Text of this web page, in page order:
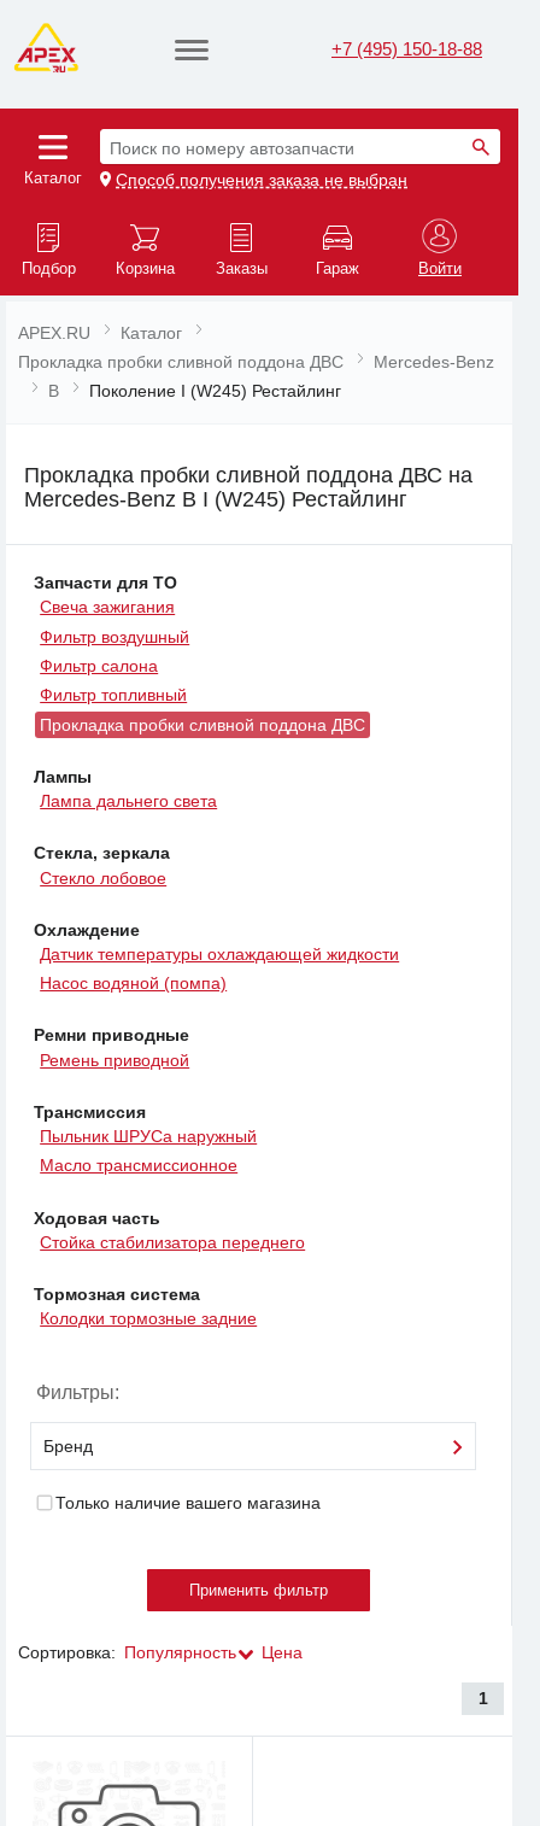
+7 (495) 150-18-88
Каталог
Поиск по номеру автозапчасти
Способ получения заказа не выбран
Подбор Корзина Заказы Гараж Войти
APEX.RU
Каталог
Прокладка пробки сливной поддона ДВС
Mercedes-Benz
B
Поколение I (W245) Рестайлинг
Прокладка пробки сливной поддона ДВС на
Mercedes-Benz B I (W245) Рестайлинг
Запчасти для ТО
Свеча зажигания
Фильтр воздушный
Фильтр салона
Фильтр топливный
Прокладка пробки сливной поддона ДВС
Лампы
Лампа дальнего света
Стекла, зеркала
Стекло лобовое
Охлаждение
Датчик температуры охлаждающей жидкости
Насос водяной (помпа)
Ремни приводные
Ремень приводной
Трансмиссия
Пыльник ШРУСа наружный
Масло трансмиссионное
Ходовая часть
Стойка стабилизатора переднего
Тормозная система
Колодки тормозные задние
Фильтры:
Бренд
Только наличие вашего магазина
Сортировка: Популярность Цена
1